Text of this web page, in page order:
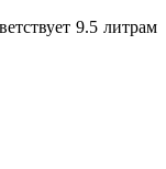
9.5 литрам